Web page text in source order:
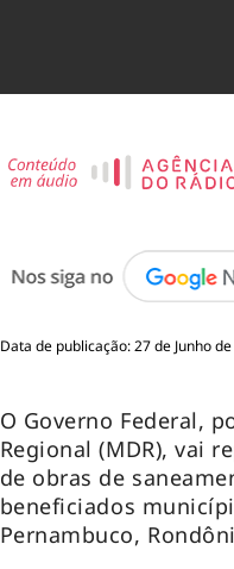
Data de publicação: 27 de Junho
O Governo Federal,
Regional (MDR), vai
de obras de
beneficiados
Pernambuco,